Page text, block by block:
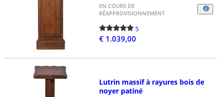
EN COURS DE
RÉAPPROVISIONNEMENT
5
€ 1.039,00
Lutrin massif à rayures bois de
noyer patiné